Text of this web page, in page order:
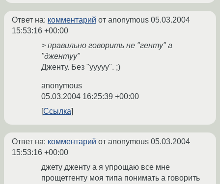
Ответ на: комментарий от anonymous 05.03.2004
15:53:16 +00:00
> правильно говорить не "генту" а
"джентуу"
Дженту. Без "ууууу". ;)
anonymous
05.03.2004 16:25:39 +00:00
Ссылка
Ответ на: комментарий от anonymous 05.03.2004
15:53:16 +00:00
джету дженту а я упрощаю все мне
прощетгенту моя типа понимать а говорить